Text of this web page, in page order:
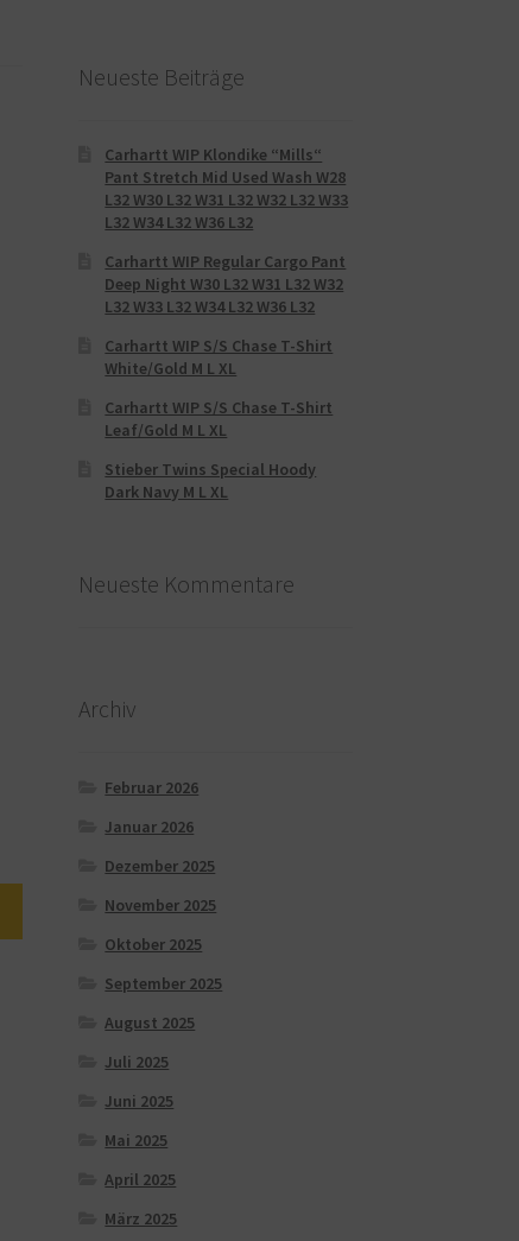
Neueste Beiträge
Carhartt WIP Klondike “Mills“
Pant Stretch Mid Used Wash W28
L32 W30 L32 W31 L32 W32 L32 W33
L32 W34 L32 W36 L32
Carhartt WIP Regular Cargo Pant
Deep Night W30 L32 W31 L32 W32
L32 W33 L32 W34 L32 W36 L32
Carhartt WIP S/S Chase T-Shirt
White/Gold M L XL
Carhartt WIP S/S Chase T-Shirt
Leaf/Gold M L XL
Stieber Twins Special Hoody
Dark Navy M L XL
Neueste Kommentare
Archiv
Februar 2026
Januar 2026
Dezember 2025
November 2025
Oktober 2025
September 2025
August 2025
Juli 2025
Juni 2025
Mai 2025
April 2025
März 2025